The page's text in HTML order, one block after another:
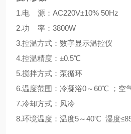
1.电 源：AC220V±10% 50Hz
2.功 率：3800W
3.控温方式：数字显示温控仪
4.控温精度：±0.5℃
5.搅拌方式：泵循环
6.温度范围：冷凝浴0～60℃ ；空
7.冷却方式：风冷
8.环境温度：温度5～40℃ 湿度